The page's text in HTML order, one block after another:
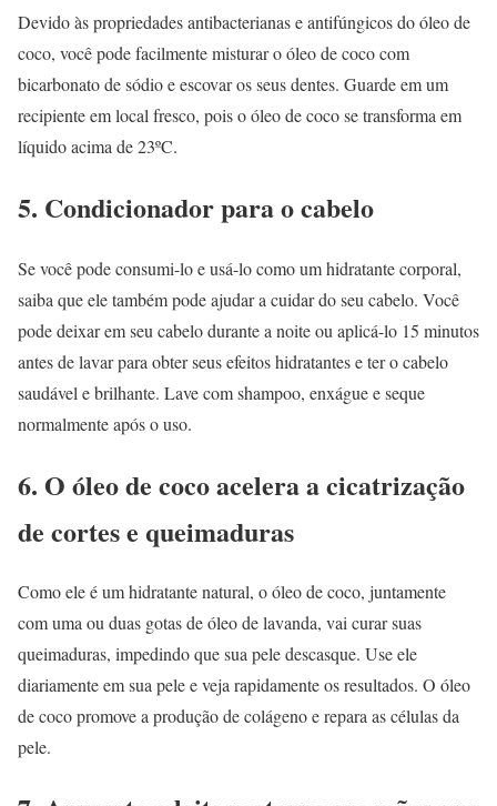
Devido às propriedades antibacterianas e antifúngicos do óleo de
coco, você pode facilmente misturar o óleo de coco com
bicarbonato de sódio e escovar os seus dentes. Guarde em um
recipiente em local fresco, pois o óleo de coco se transforma em
líquido acima de 23ºC.
5. Condicionador para o cabelo
Se você pode consumi-lo e usá-lo como um hidratante corporal,
saiba que ele também pode ajudar a cuidar do seu cabelo. Você
pode deixar em seu cabelo durante a noite ou aplicá-lo 15 minutos
antes de lavar para obter seus efeitos hidratantes e ter o cabelo
saudável e brilhante. Lave com shampoo, enxágue e seque
normalmente após o uso.
6. O óleo de coco acelera a cicatrização
de cortes e queimaduras
Como ele é um hidratante natural, o óleo de coco, juntamente
com uma ou duas gotas de óleo de lavanda, vai curar suas
queimaduras, impedindo que sua pele descasque. Use ele
diariamente em sua pele e veja rapidamente os resultados. O óleo
de coco promove a produção de colágeno e repara as células da
pele.